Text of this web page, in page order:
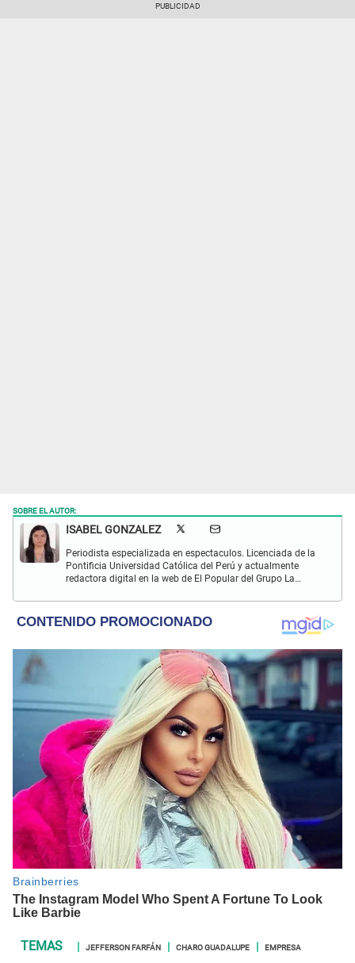
SOBRE EL AUTOR:
ISABEL GONZALEZ
Periodista especializada en espectaculos. Licenciada de la
Pontificia Universidad Católica del Perú y actualmente
redactora digital en la web de El Popular del Grupo La
sociales y nuevas tecnologías.
JEFFERSON FARFÁN CHARO GUADALUPE EMPRESA